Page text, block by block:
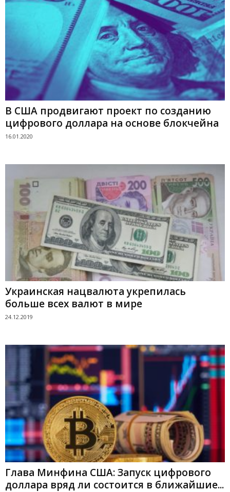
В США продвигают проект по созданию
цифрового доллара на основе блокчейна
16.01.2020
Украинская нацвалюта укрепилась
больше всех валют в мире
24.12.2019
Глава Минфина США: Запуск цифрового
доллара вряд ли состоится в ближайшие...